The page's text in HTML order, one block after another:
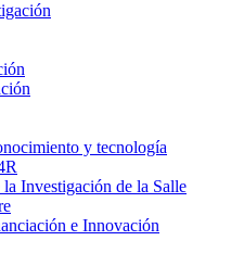
y tecnología
Investigación de la Salle
e Innovación